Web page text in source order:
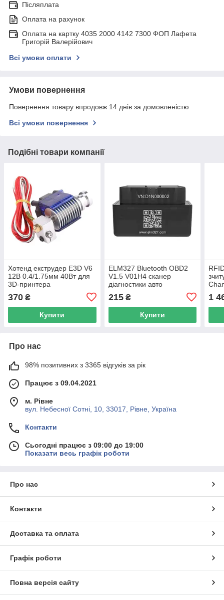
Післяплата
Оплата на рахунок
Оплата на картку 4035 2000 4142 7300 ФОП Лафета
Григорій Валерійович
Всі умови оплати
Умови повернення
Повернення товару впродовж 14 днів за домовленістю
Всі умови повернення
Подібні товари компанії
Хотенд екструдер E3D V6
12В 0.4/1.75мм 40Вт для
3D-принтера
370 ₴
Купити
ELM327 Bluetooth OBD2
V1.5 V01H4 сканер
діагностики авто
215₴
Купити
1
Про нас
98% позитивних з 3365 відгуків за рік
Працює з 09.04.2021
м. Рівне
вул. Небесної Сотні, 10, 33017, Рівне, Україна
Контакти
Сьогодні працює з 09:00 до 19:00
Показати весь графік роботи
Про нас
Контакти
Доставка та оплата
Графік роботи
Повна версія сайту